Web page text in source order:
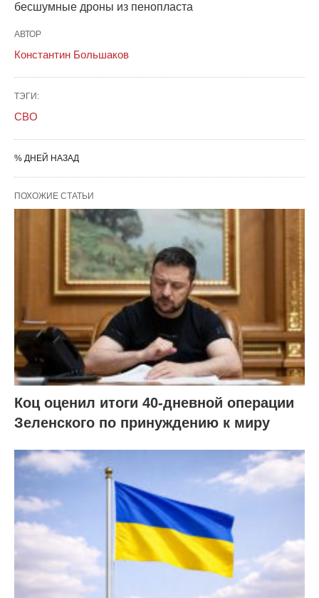
бесшумные дроны из пенопласта
АВТОР
Константин Большаков
ТЭГИ:
СВО
% ДНЕЙ НАЗАД
ПОХОЖИЕ СТАТЬИ
Коц оценил итоги 40-дневной операции
Зеленского по принуждению к миру